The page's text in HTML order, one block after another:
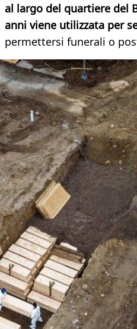
al largo del quartiere del
anni viene utilizzata per
permettersi funerali o